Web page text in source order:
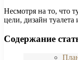
Несмотря на то, что
цели, дизайн
Содержание